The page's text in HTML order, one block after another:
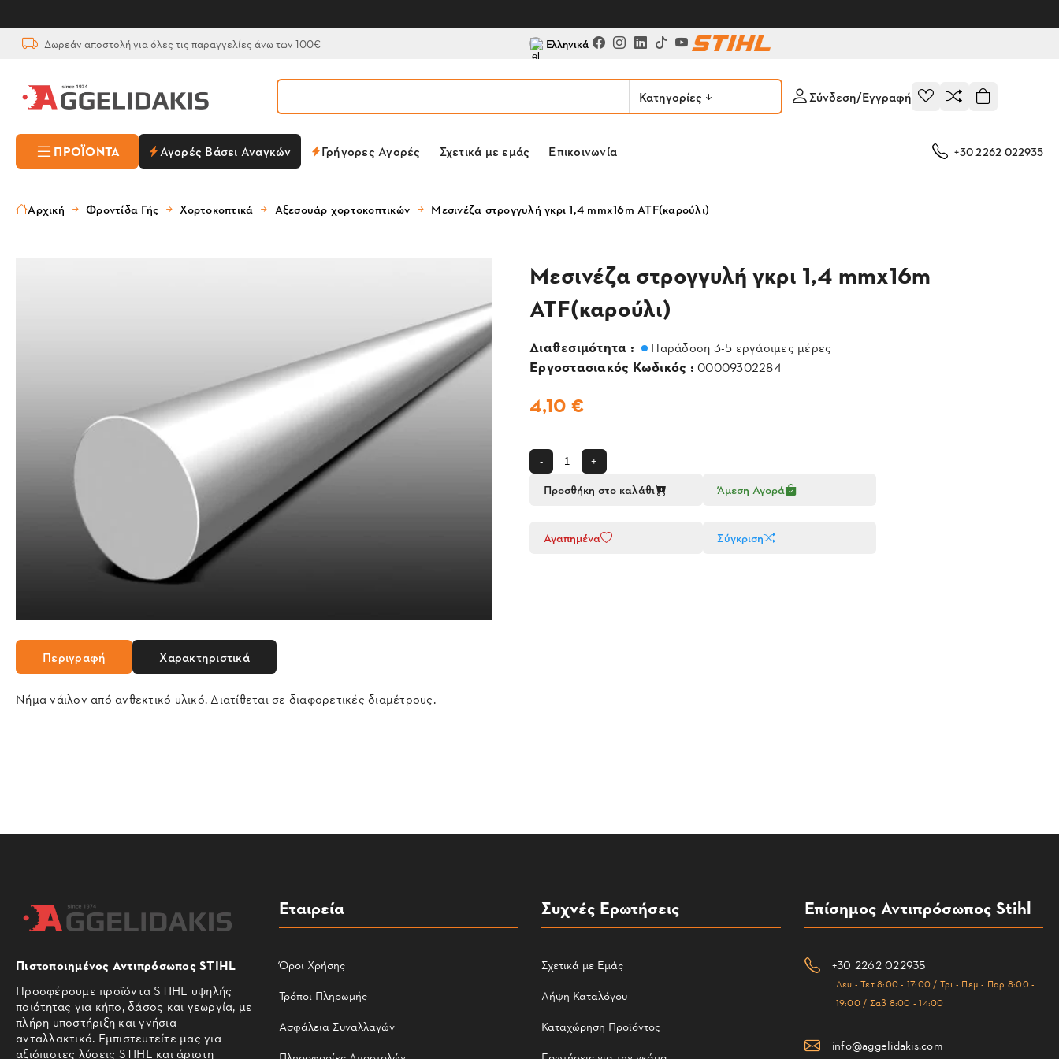
Δωρεάν αποστολή για όλες τις παραγγελίες άνω των 100€ Ελληνικά
Κατηγορίες Σύνδεση/Εγγραφή
ΠΡΟΪΌΝΤΑ Αγορές Βάσει Αναγκών Γρήγορες Αγορές Σχετικά με εμάς Επικοινωνία +30 2262 022935
Αρχική Φροντίδα Γής Χορτοκοπτικά Αξεσουάρ χορτοκοπτικών Μεσινέζα στρογγυλή γκρι 1,4 mmx16m ATF(καρούλι)
Μεσινέζα στρογγυλή γκρι 1,4 mmx16m
ATF(καρούλι)
Διαθεσιμότητα : Παράδοση 3-5 εργάσιμες μέρες
Εργοστασιακός Κωδικός : 00009302284
4,10 €
- +
Προσθήκη στο καλάθι Άμεση Αγορά
Αγαπημένα Σύγκριση
Περιγραφή Χαρακτηριστικά
Νήμα νάιλον από ανθεκτικό υλικό. Διατίθεται σε διαφορετικές διαμέτρους.
Πιστοποιημένος Αντιπρόσωπος STIHL
Προσφέρουμε προϊόντα STIHL υψηλής
ποιότητας για κήπο, δάσος και γεωργία, με
πλήρη υποστήριξη και γνήσια
ανταλλακτικά. Εμπιστευτείτε μας για
αξιόπιστες λύσεις STIHL και άριστη
Εταιρεία
Όροι Χρήσης
Τρόποι Πληρωμής
Ασφάλεια Συναλλαγών
Συχνές Ερωτήσεις
Σχετικά με Εμάς
Λήψη Καταλόγου
Καταχώρηση Προϊόντος
Επίσημος Αντιπρόσωπος Stihl
+30 2262 022935
Δευ - Τετ 8:00 - 17:00 / Τρι - Πεμ - Παρ 8:00 -
19:00 / Σαβ 8:00 - 14:00
info@aggelidakis.com